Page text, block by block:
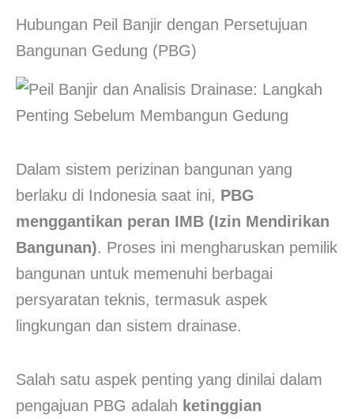
Hubungan Peil Banjir dengan Persetujuan
Bangunan Gedung (PBG)
Dalam sistem perizinan bangunan yang
berlaku di Indonesia saat ini, PBG
menggantikan peran IMB (Izin Mendirikan
Bangunan). Proses ini mengharuskan pemilik
bangunan untuk memenuhi berbagai
persyaratan teknis, termasuk aspek
lingkungan dan sistem drainase.
Salah satu aspek penting yang dinilai dalam
pengajuan PBG adalah ketinggian